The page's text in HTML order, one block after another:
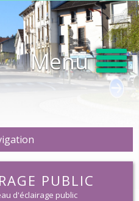
Menu
PUBLIC
d'éclairage public